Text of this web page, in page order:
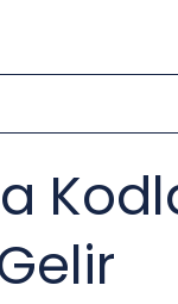
yüzdesinin
iş
genellikle […]